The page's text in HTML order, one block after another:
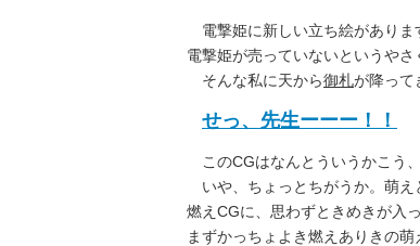
電撃姫に新しい立ち絵がありま
電撃姫が売っていないというやさ
そんな私に天から御札が降って
せっ、先生ーーー！！
このCGはなんとういうかこう
いや、ちょっとちがうか。萌え
燃えCGに、思わずときめきが入
まずかっちょよき燃えありきの萌